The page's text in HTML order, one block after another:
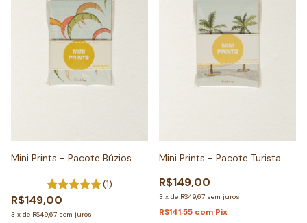
Mini Prints - Pacote Búzios
(1)
R$149,00
3 x de R$49,67 sem juros
Mini Prints - Pacote Turista
R$149,00
3 x de R$49,67 sem juros
R$141,55 com Pix